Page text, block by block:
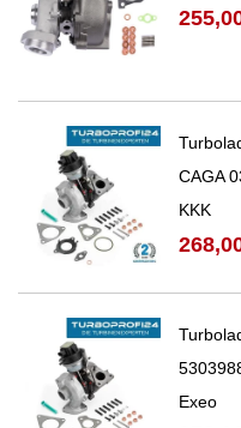
CAGA
KKK
Exeo